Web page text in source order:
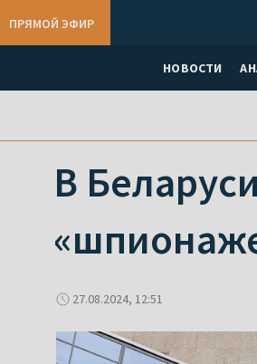
НОВОСТИ
ПРЯМОЙ ЭФИР
В
27.08.2024, 12:51